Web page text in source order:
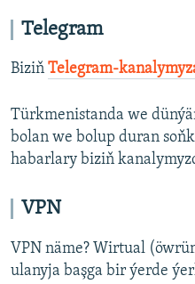
Telegram
Biziň Telegram-
Türkmenistanda we
bolan we bolup duran
habarlary biziň
VPN
VPN näme? Wirtual
ulanyja başga bir ýerde